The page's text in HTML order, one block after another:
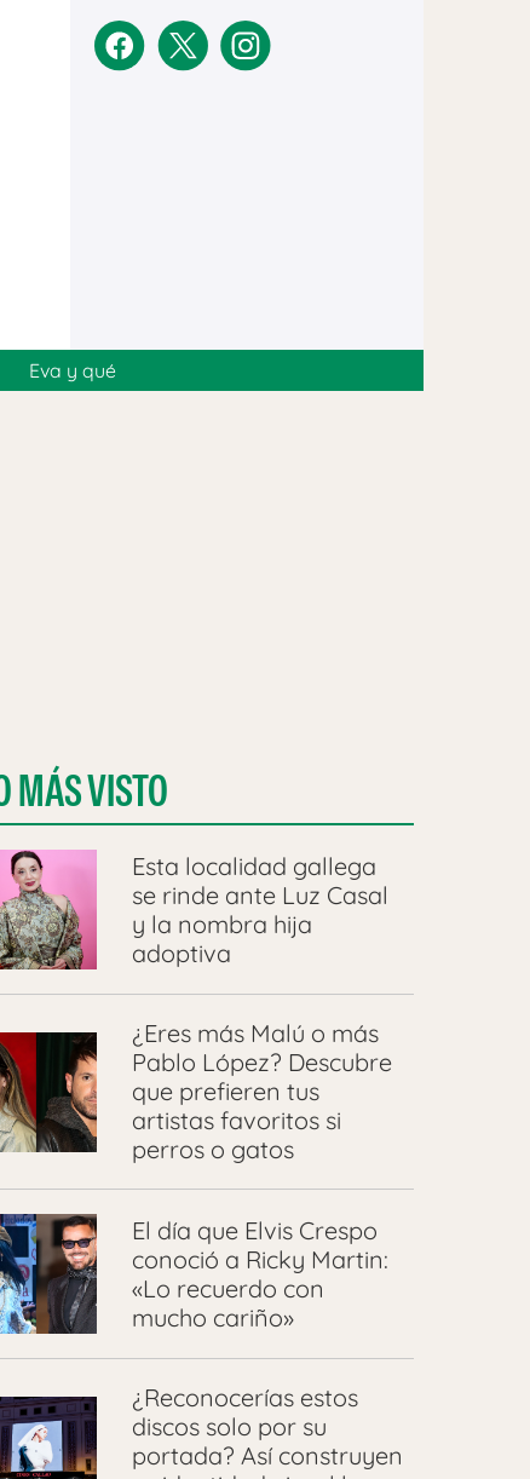
Eva y qué
MÁS VISTO
Esta localidad gallega
se rinde ante Luz Casal
y la nombra hija
adoptiva
¿Eres más Malú o más
Pablo López? Descubre
que prefieren tus
artistas favoritos si
perros o gatos
El día que Elvis Crespo
conoció a Ricky Martin:
«Lo recuerdo con
mucho cariño»
¿Reconocerías estos
discos solo por su
portada? Así construyen